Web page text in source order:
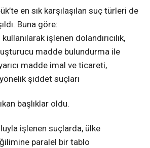
en sık karşılaşılan suç türleri de
Buna göre:
işlenen dolandırıcılık,
madde bulundurma ile
madde imal ve ticareti,
şiddet suçları
başlıklar oldu.
işlenen suçlarda, ülke
paralel bir tablo